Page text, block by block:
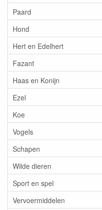
Paard
Hond
Hert en Edelhert
Fazant
Haas en Konijn
Ezel
Koe
Vogels
Schapen
Wilde dieren
Sport en spel
Vervoermiddelen